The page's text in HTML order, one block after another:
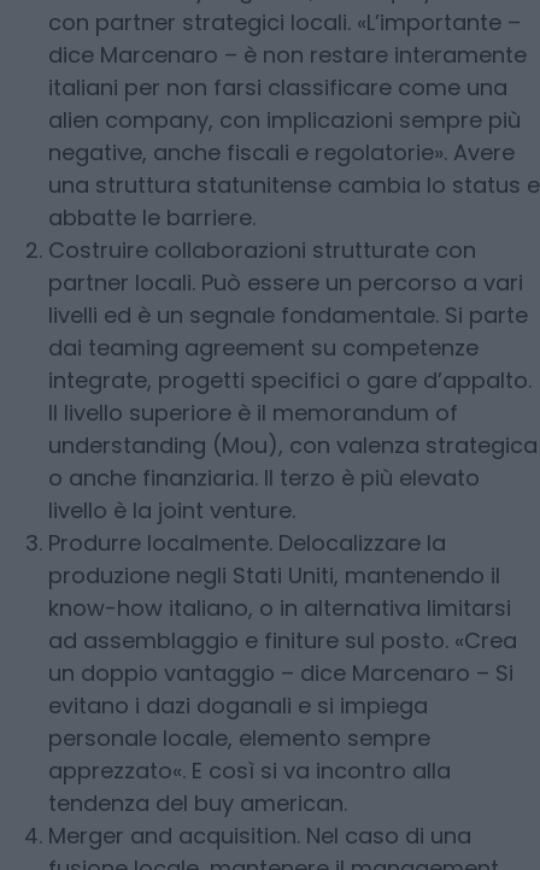
con partner strategici locali. «L’importante –
dice Marcenaro – è non restare interamente
italiani per non farsi classificare come una
alien company, con implicazioni sempre più
negative, anche fiscali e regolatorie». Avere
una struttura statunitense cambia lo status e
abbatte le barriere.
Costruire collaborazioni strutturate con
partner locali. Può essere un percorso a vari
livelli ed è un segnale fondamentale. Si parte
dai teaming agreement su competenze
integrate, progetti specifici o gare d’appalto.
Il livello superiore è il memorandum of
understanding (Mou), con valenza strategica
o anche finanziaria. Il terzo è più elevato
livello è la joint venture.
Produrre localmente. Delocalizzare la
produzione negli Stati Uniti, mantenendo il
know-how italiano, o in alternativa limitarsi
ad assemblaggio e finiture sul posto. «Crea
un doppio vantaggio – dice Marcenaro – Si
evitano i dazi doganali e si impiega
personale locale, elemento sempre
apprezzato«. E così si va incontro alla
tendenza del buy american.
Merger and acquisition. Nel caso di una